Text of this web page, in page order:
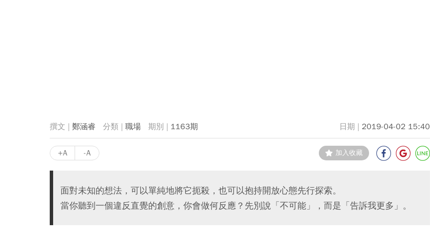
鄭涵睿 職場 1163期 2019-04-02 15:40
+A -A 加入收藏
面對未知的想法，可以單純地將它扼殺，也可以抱持開放心態先行探索。
當你聽到一個違反直覺的創意，你會做何反應？先別說「不可能」，而是「告訴我更多」。